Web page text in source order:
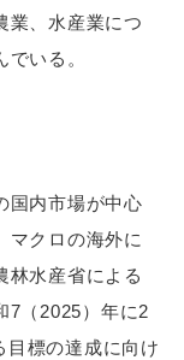
、水産業につ
いる。
国内市場が中心
マクロの海外に
林水産省による
7（2025）年に2
目標の達成に向け